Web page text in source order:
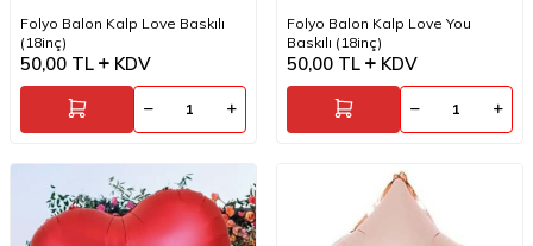
Folyo Balon Kalp Love Baskılı
(18inç)
50,00 TL KDV
Folyo Balon Kalp Love You
Baskılı (18inç)
50,00 TL KDV